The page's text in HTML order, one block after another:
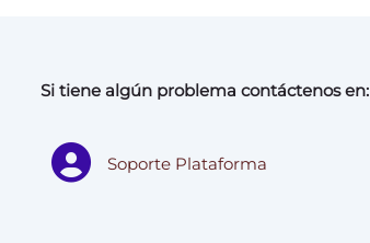
Si tiene algún problema contáctenos en:
Soporte Plataforma